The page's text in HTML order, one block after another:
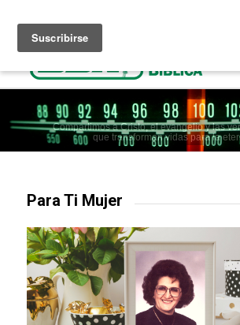
Compartimos a Cristo, el evangelio y las
que transforman vidas para la
Para Ti Mujer